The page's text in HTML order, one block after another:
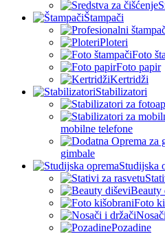
Štampači
Ploteri
Foto
Foto papir
Kertridži
Stabilizatori
mobilne telefone
gimbale
Studijska
Beauty
Foto
Pozadine